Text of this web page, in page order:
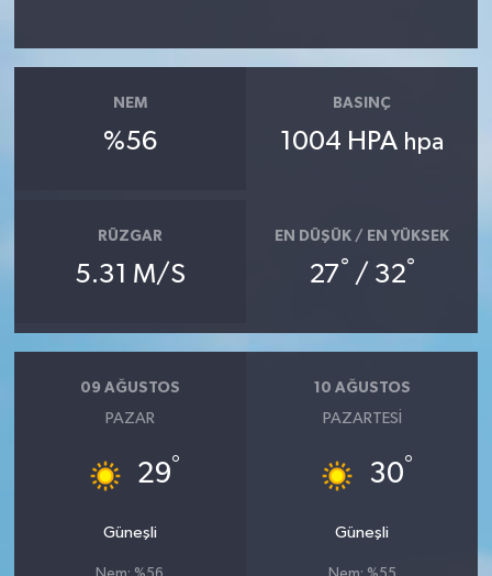
NEM
%56
BASINÇ
1004 HPA hpa
RÜZGAR
5.31 M/S
EN DÜŞÜK / EN YÜKSEK
27° / 32°
09 AĞUSTOS
PAZAR
29°
Güneşli
10 AĞUSTOS
PAZARTESI
30°
Güneşli